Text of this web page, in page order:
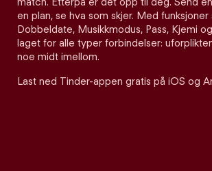
en plan, se hva som skjer. Med funksjoner
Dobbeldate, Musikkmodus, Pass, Kjemi
laget for alle typer forbindelser:
noe midt imellom.
Last ned Tinder-appen gratis på iOS og